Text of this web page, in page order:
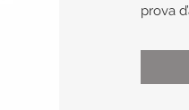
prova
Caixa